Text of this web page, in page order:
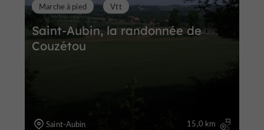
Saint-Aubin, la randonnée de
Couzétou
Marche à pied Vtt
Saint-Aubin 15,0 km